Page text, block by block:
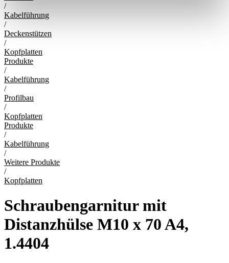
/
Kabelführung
/
Deckenstützen
/
Kopfplatten
Produkte
/
Kabelführung
/
Profilbau
/
Kopfplatten
Produkte
/
Kabelführung
/
Weitere Produkte
/
Kopfplatten
Schraubengarnitur mit
Distanzhülse M10 x 70 A4,
1.4404